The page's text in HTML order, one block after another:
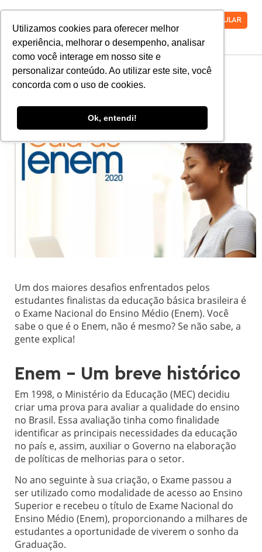
Utilizamos cookies para oferecer melhor
experiência, melhorar o desempenho, analisar
como você interage em nosso site e
personalizar conteúdo. Ao utilizar este site, você
concorda com o uso de cookies.
Ok, entendi!
VESTIBULAR
Guia completo do Enem
2020: Tudo o que você
precisa saber!
Um dos maiores desafios enfrentados pelos
estudantes finalistas da educação básica brasileira é
o Exame Nacional do Ensino Médio (Enem). Você
sabe o que é o Enem, não é mesmo? Se não sabe, a
gente explica!
Enem – Um breve histórico
Em 1998, o Ministério da Educação (MEC) decidiu
criar uma prova para avaliar a qualidade do ensino
no Brasil. Essa avaliação tinha como finalidade
identificar as principais necessidades da educação
no país e, assim, auxiliar o Governo na elaboração
de políticas de melhorias para o setor.
No ano seguinte à sua criação, o Exame passou a
ser utilizado como modalidade de acesso ao Ensino
Superior e recebeu o título de Exame Nacional do
Ensino Médio (Enem), proporcionando a milhares de
estudantes a oportunidade de viverem o sonho da
Graduação.